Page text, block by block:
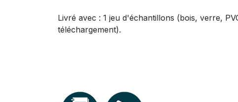
Livré avec : 1 jeu d'échantillons (bois, verre,
téléchargement).